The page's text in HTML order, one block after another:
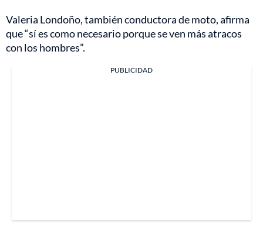
Valeria Londoño, también conductora de moto, afirma
que “sí es como necesario porque se ven más atracos
con los hombres”.
PUBLICIDAD